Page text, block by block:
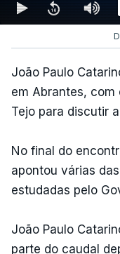
João Paulo
em Abrantes,
Tejo para discutir
No final do
apontou várias
estudadas pelo
João Paulo
parte do caudal